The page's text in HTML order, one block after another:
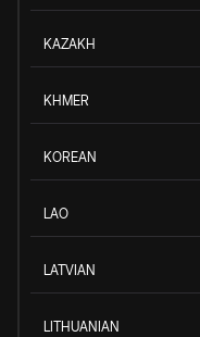
KAZAKH
KHMER
KOREAN
LAO
LATVIAN
LITHUANIAN